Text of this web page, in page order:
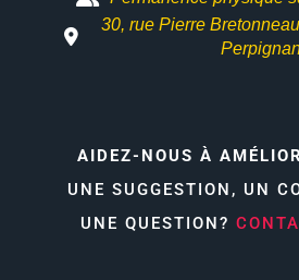
30, rue Pierre
AIDEZ-NOUS À
UNE SUGGESTION, UN
UNE QUESTION?